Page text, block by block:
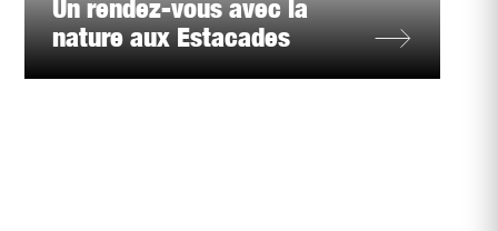
Un rendez-vous avec la
nature aux Estacades